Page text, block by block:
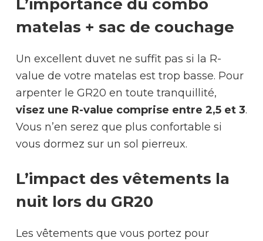
L’importance du combo
matelas + sac de couchage
Un excellent duvet ne suffit pas si la R-
value de votre matelas est trop basse. Pour
arpenter le GR20 en toute tranquillité,
visez une R-value comprise entre 2,5 et 3.
Vous n’en serez que plus confortable si
vous dormez sur un sol pierreux.
L’impact des vêtements la
nuit lors du GR20
Les vêtements que vous portez pour